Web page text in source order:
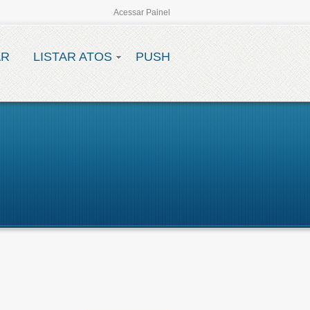
Acessar Painel
LISTAR ATOS PUSH